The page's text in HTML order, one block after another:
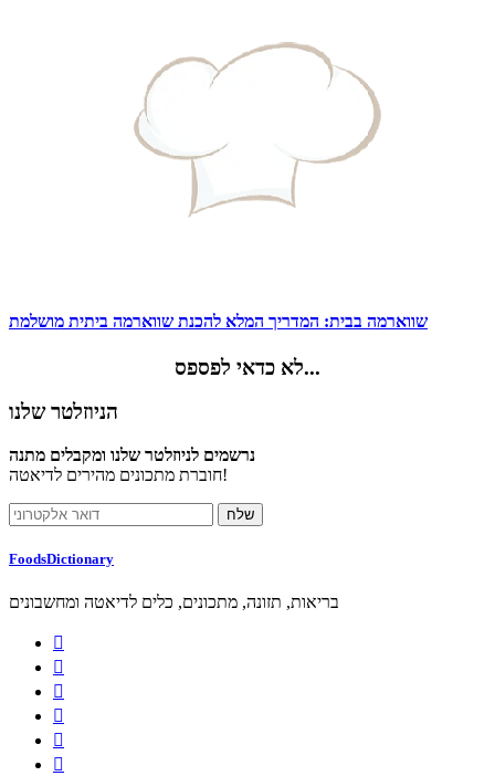
שווארמה בבית: המדריך המלא להכנת שווארמה ביתית מושלמת
לא כדאי לפספס...
הניוזלטר שלנו
נרשמים לניוזלטר שלנו ומקבלים מתנה
חוברת מתכונים מהירים לדיאטה!
FoodsDictionary
בריאות, תזונה, מתכונים, כלים לדיאטה ומחשבונים





